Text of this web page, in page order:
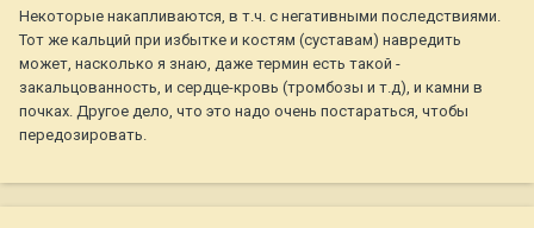
Некоторые накапливаются, в т.ч. с негативными последствиями.
Тот же кальций при избытке и костям (суставам) навредить
может, насколько я знаю, даже термин есть такой -
закальцованность, и сердце-кровь (тромбозы и т.д), и камни в
почках. Другое дело, что это надо очень постараться, чтобы
передозировать.